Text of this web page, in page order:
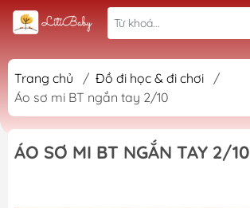
Trang chủ / Đồ đi học & đi chơi
/
Áo sơ mi BT ngắn tay 2/10
ÁO SƠ MI BT NGẮN TAY 2/10